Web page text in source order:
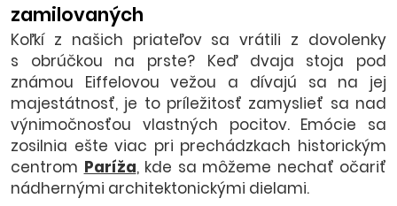
zamilovaných
Koľkí z našich priateľov sa vrátili z dovolenky
s obrúčkou na prste? Keď dvaja stoja pod
známou Eiffelovou vežou a dívajú sa na jej
majestátnosť, je to príležitosť zamyslieť sa nad
výnimočnosťou vlastných pocitov. Emócie sa
zosilnia ešte viac pri prechádzkach historickým
centrom Paríža, kde sa môžeme nechať očariť
nádhernými architektonickými dielami.